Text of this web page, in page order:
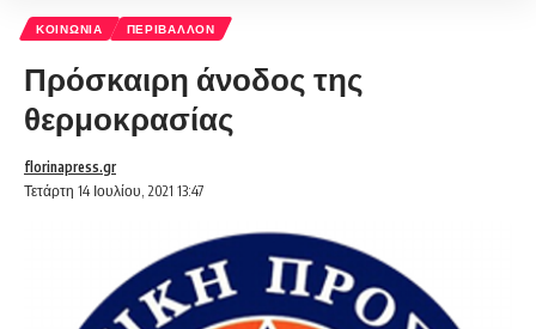
ΚΟΙΝΩΝΊΑ ΠΕΡΙΒΆΛΛΟΝ
Πρόσκαιρη άνοδος της
θερμοκρασίας
Τετάρτη 14 Ιουλίου, 2021 13:47
florinapress.gr